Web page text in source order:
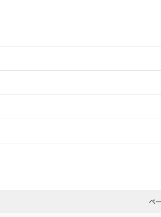
ダウンロードはこちらペ